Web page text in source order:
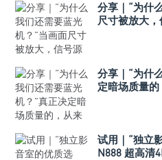
分享｜“为什
尺寸被放大
分享｜“为什
定暗场质量
试用｜“独立
N888 超高清